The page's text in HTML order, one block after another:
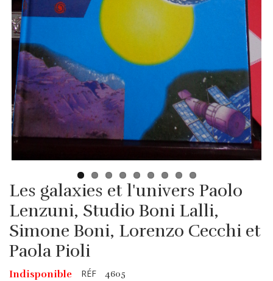
Les galaxies et l'univers Paolo
Lenzuni, Studio Boni Lalli,
Simone Boni, Lorenzo Cecchi et
Paola Pioli
Indisponible RÉF 4605